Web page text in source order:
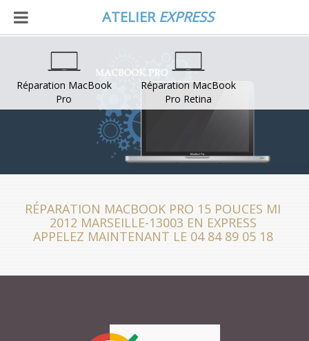
ATELIER EXPRESS
Réparation MacBook
Pro
Réparation MacBook
Pro Retina
RÉPARATION MACBOOK PRO 15 POUCES MI
2012 MARSEILLE-13003 EN EXPRESS
APPELEZ MAINTENANT LE 04 84 89 05 18